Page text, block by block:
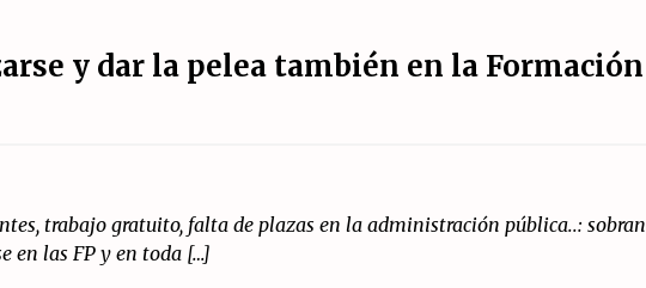
y dar la pelea también en la Formación
trabajo gratuito, falta de plazas en la administración pública..: sobran
en las FP y en toda […]